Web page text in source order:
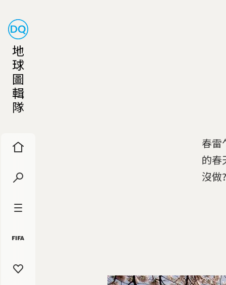
地
球
圖
輯
隊
春雷
的春
沒做